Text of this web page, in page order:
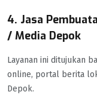
4. Jasa
/ Media Depok
Layanan ini ditujukan
online, portal berita
Depok.